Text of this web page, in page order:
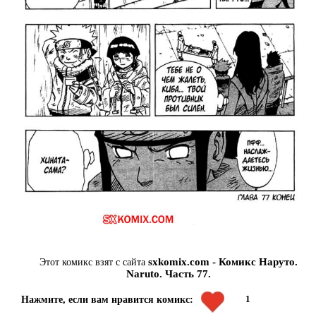
Этот комикс взят с сайта sxkomix.com - Комикс Наруто.
Naruto. Часть 77.
Нажмите, если вам нравится комикс: 1